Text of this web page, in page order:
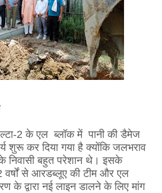
2 के एल ब्लॉक में पानी की डैमेज
शुरू कर दिया गया है क्योंकि जलभराव
निवासी बहुत परेशान थे। इसके
से आरडब्लूए की टीम और एल
के द्वारा नई लाइन डालने के लिए मांग